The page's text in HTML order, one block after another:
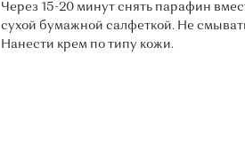
Через 15-20 минут снять парафин
сухой бумажной салфеткой. Не
Нанести крем по типу кожи.